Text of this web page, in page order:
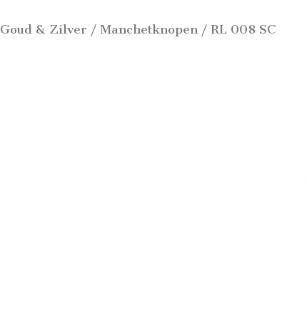
Goud & Zilver / Manchetknopen/ RL 008 SC